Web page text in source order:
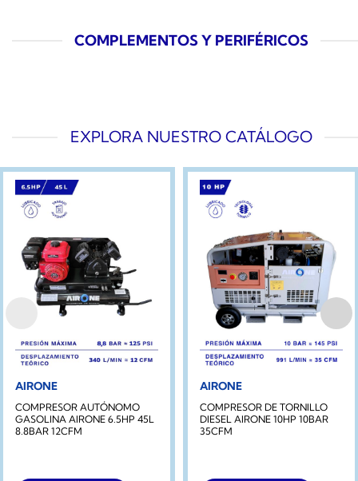
COMPLEMENTOS Y PERIFÉRICOS
EXPLORA NUESTRO CATÁLOGO
AIRONE
COMPRESOR AUTÓNOMO
GASOLINA AIRONE 6.5HP 45L
8.8BAR 12CFM
AIRONE
COMPRESOR DE TORNILLO
DIESEL AIRONE 10HP 10BAR
35CFM